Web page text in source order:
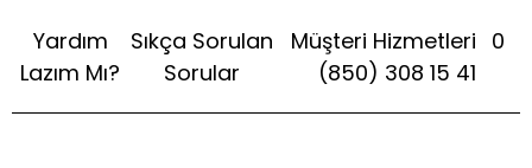
Yardım
Lazım Mı?
Sıkça Sorulan
Sorular
Müşteri Hizmetleri 0
(850) 308 15 41